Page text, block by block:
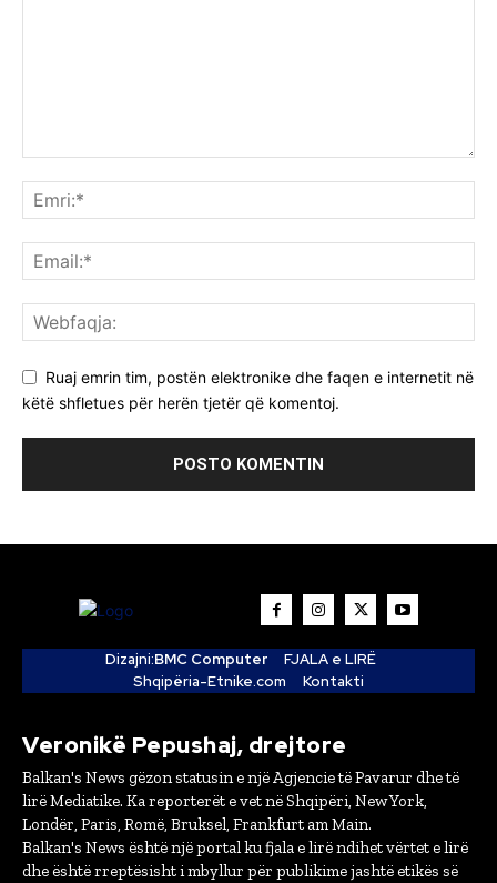
Ruaj emrin tim, postën elektronike dhe faqen e internetit në
këtë shfletues për herën tjetër që komentoj.
Dizajni:BMC Computer
FJALA e LIRË
Shqipëria-Etnike.com
Kontakti
Veronikë Pepushaj, drejtore
Balkan's News gëzon statusin e një Agjencie të Pavarur dhe të
lirë Mediatike. Ka reporterët e vet në Shqipëri, New York,
Londër, Paris, Romë, Bruksel, Frankfurt am Main.
Balkan's News është një portal ku fjala e lirë ndihet vërtet e lirë
dhe është rreptësisht i mbyllur për publikime jashtë etikës së